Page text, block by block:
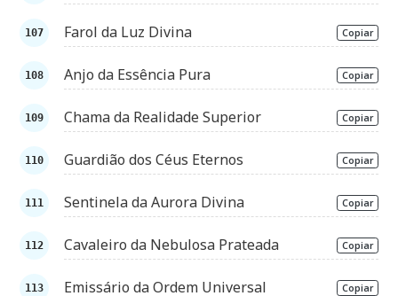
Farol da Luz Divina Copiar
Anjo da Essência Pura Copiar
Chama da Realidade Superior Copiar
Guardião dos Céus Eternos Copiar
Sentinela da Aurora Divina Copiar
Cavaleiro da Nebulosa Prateada Copiar
Emissário da Ordem Universal Copiar